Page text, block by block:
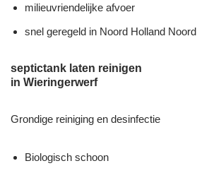
milieuvriendelijke afvoer
snel geregeld in Noord Holland Noord
septictank laten reinigen
in Wieringerwerf
Grondige reiniging en desinfectie
Biologisch schoon